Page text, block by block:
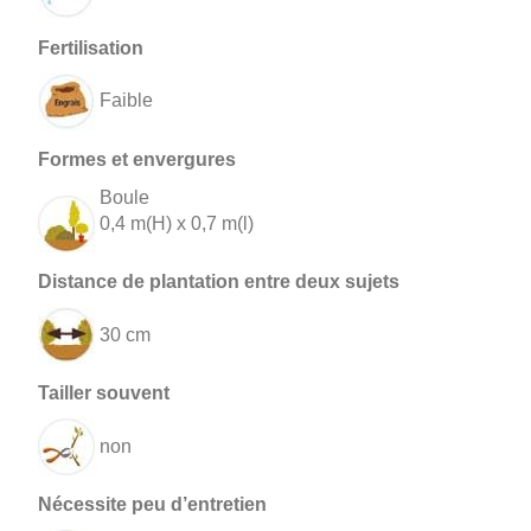
Faible
Boule
0,4 m(H) x 0,7 m(l)
30 cm
non